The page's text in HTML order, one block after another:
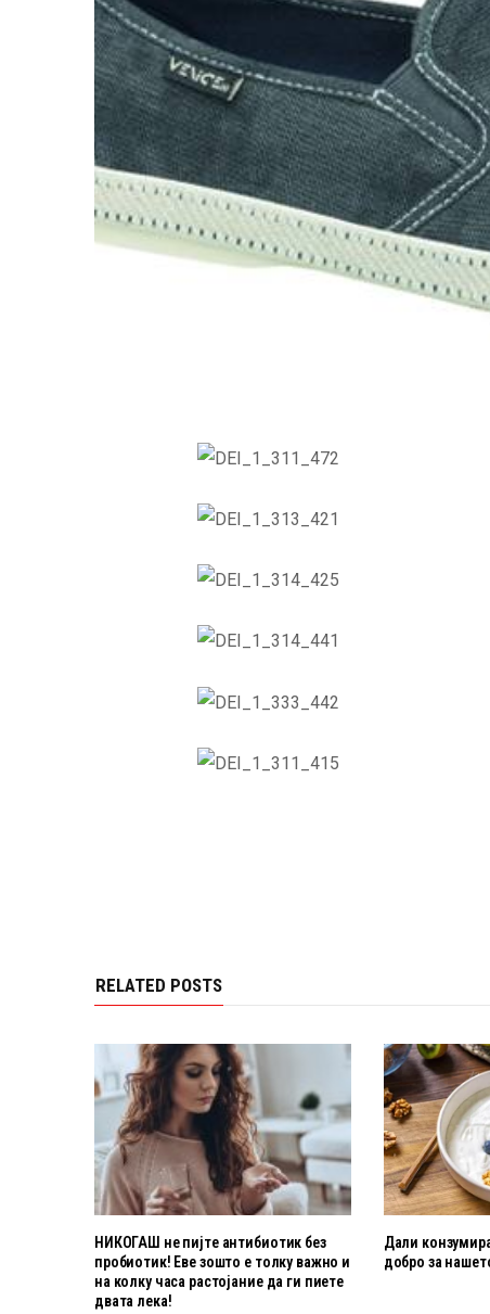
RELATED POSTS
НИКОГАШ не пијте антибиотик без
пробиотик! Еве зошто е толку важно и
на колку часа растојание да ги пиете
двата лека!
Дали
добро за